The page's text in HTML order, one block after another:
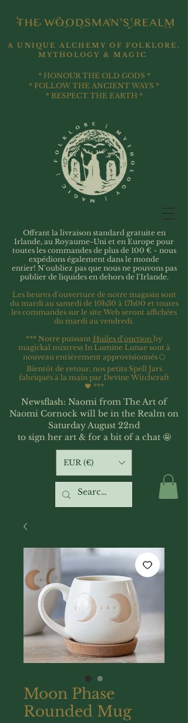
Offrant la livraison standard gratuite en
Irlande, au Royaume-Uni et en Europe pour
toutes les commandes de plus de 100 € ~ nous
expédions également dans le monde
entier! N'oubliez pas que nous ne pouvons pas
publier de liquides en dehors de l'Irlande.
Les heures d'ouverture de notre magasin sont
du mardi au samedi de 10h30 à 17h00 et toutes
les commandes sur le site Web seront affichées
du mardi au vendredi.
*** Notre puissant Huiles d'onction by
magickal mixtress In Lumine Lunae sont à
nouveau entièrement approvisionnés 🌕
Bientôt de retour, nos petits Spell Jars
fabriqués à la main par Devine Witchcraft
🖤 ***
A UNIQUE ALCHEMY OF FOLKLORE,
MYTHOLOGY & MAGIC
* HONOUR THE OLD GODS *
* FOLLOW THE ANCIENT WAYS *
* RESPECT THE EARTH *
EUR (€)
Newsflash: Naomi from The Art of
Naomi Cornock will be in the Realm on
Saturday August 22nd
to sign her art & for a bit of a chat 🤩
Moon Phase
Rounded Mug